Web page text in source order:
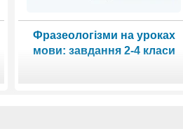
Фразеологізми на уроках
мови: завдання 2-4 класи